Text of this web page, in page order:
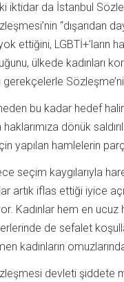
iktidar da İstanbul
“dışarıdan
ettiğini, LGBTİ+’ların
ülkede kadınları
gerekçelerle
bu kadar hedef
dönük
yapılan hamlelerin
seçim kaygılarıyla
artık iflas ettiği iyice
Kadınlar hem en
de sefalet
kadınların
devleti şiddete